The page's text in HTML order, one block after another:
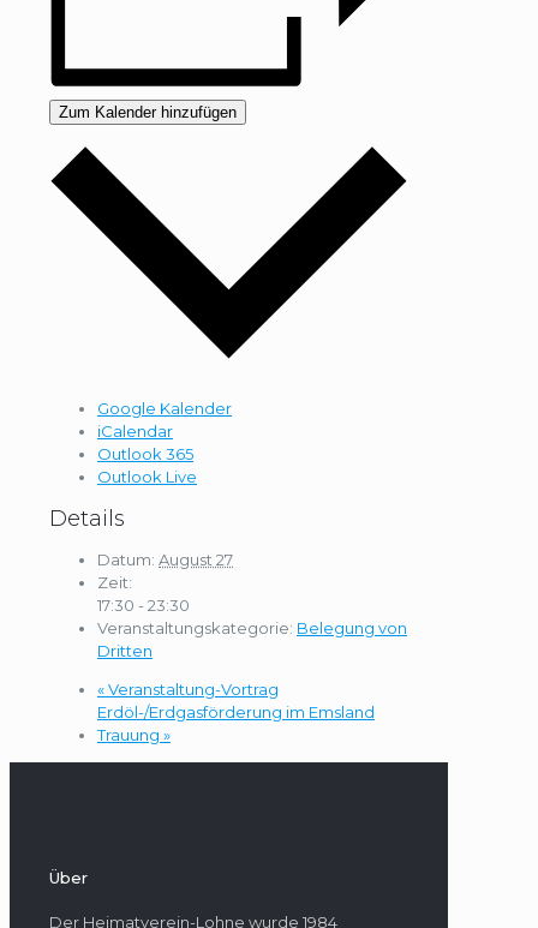
Zum Kalender hinzufügen
Google Kalender
iCalendar
Outlook 365
Outlook Live
Details
Datum: August 27
Zeit:
17:30 - 23:30
Veranstaltungskategorie: Belegung von
Dritten
«Veranstaltung-Vortrag
Erdöl-/Erdgasförderung im Emsland
Trauung »
Über
Der Heimatverein-Lohne wurde 1984